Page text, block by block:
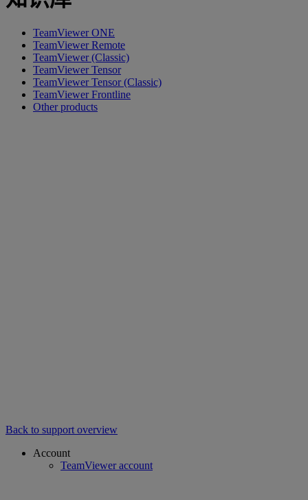
TeamViewer ONE
TeamViewer Remote
TeamViewer (Classic)
TeamViewer Tensor
TeamViewer Tensor (Classic)
TeamViewer Frontline
Other products
Back to support overview
Account
TeamViewer account